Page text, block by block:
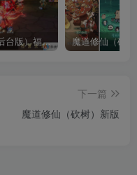
龙之谷（后台版）福利超多 魔道修仙（砍
下一篇
魔道修仙（砍树）新版